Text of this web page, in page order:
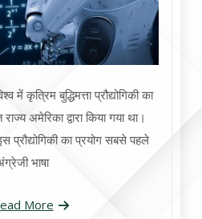
में कृत्रिम बुद्धिमत्ता प्रौद्योगिकी का
अमेरिका द्वारा किया गया था।
प्रौद्योगिकी का प्रयोग सबसे पहले
भाषा
More